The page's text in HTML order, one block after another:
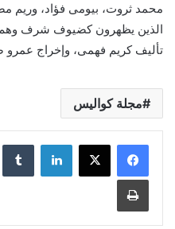
محمد ثروت، بيومى فؤاد، وريم
الذين يظهرون كضيوف شرف
تأليف كريم فهمى، وإخراج عمرو
مجلة كواليس
لينكدإن
طباعة